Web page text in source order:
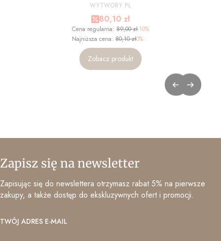
ZDJĘCIA - NA WYMIAR
PRODUCENT
WYTWORY.PL
Cena promocyjna
80,10 zł
Cena regularna: 89,00 zł-10%
Najniższa cena: 80,10 zł0%
Zobacz produkt
Zapisz się na newsletter
Zapisując się do newslettera otrzymasz rabat 5% na pierwsze
zakupy, a także dostęp do ekskluzywnych ofert i promocji.
TWÓJ ADRES E-MAIL